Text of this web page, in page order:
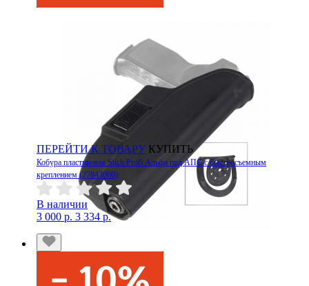
ПЕРЕЙТИ К ТОВАРУ КУПИТЬ
Кобура пластиковая Stich Profi Альфа под АПС с быстросъемным
креплением (27843000)
В наличии
3 000 р. 3 334 р.